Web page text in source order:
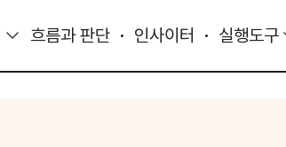
흐름과 판단 인사이터 실행도구